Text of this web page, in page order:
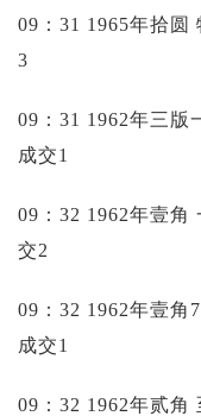
09：31 1965年拾圆
3
09：31 1962年三版
成交1
09：32 1962年壹角
交2
09：32 1962年壹角
成交1
09：32 1962年贰角